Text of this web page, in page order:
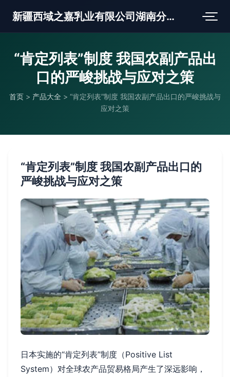
新疆西域之嘉乳业有限公司湖南分公司
“肯定列表”制度 我国农副产品出
口的严峻挑战与应对之策
首页 > 产品大全 > “肯定列表”制度 我国农副产品出口的严峻挑战与
应对之策
“肯定列表”制度 我国农副产品出口的
严峻挑战与应对之策
日本实施的“肯定列表”制度（Positive List
System）对全球农产品贸易格局产生了深远影响，